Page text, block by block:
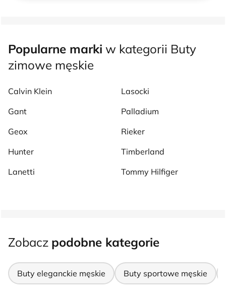
Popularne marki w kategorii Buty
zimowe męskie
Calvin Klein
Gant
Geox
Hunter
Lanetti
Lasocki
Palladium
Rieker
Timberland
Tommy Hilfiger
Zobacz podobne kategorie
Buty eleganckie męskie Buty sportowe męskie